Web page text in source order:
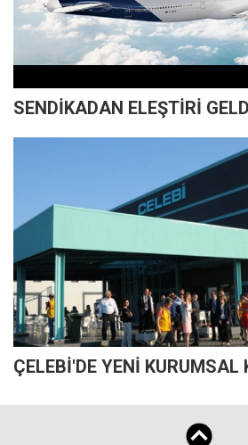
SENDİKADAN ELEŞTİRİ
ÇELEBİ'DE YENİ KURUMSAL